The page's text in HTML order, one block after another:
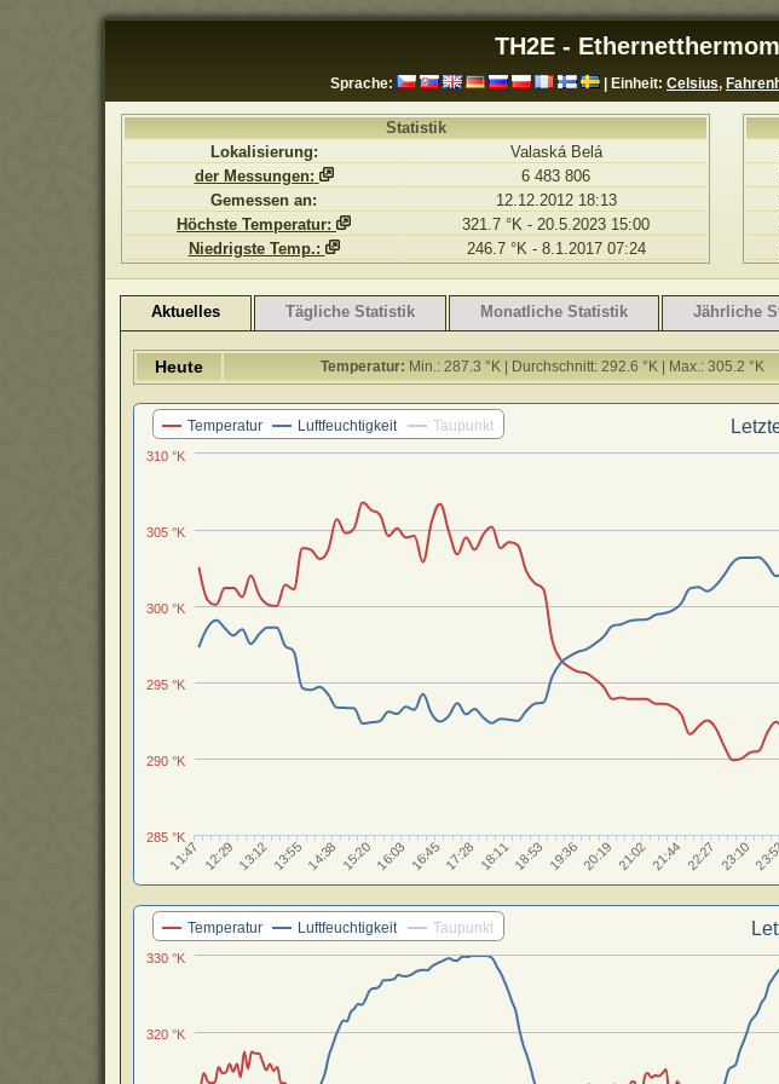
TH2E -
Sprache: | Einheit: Celsius,
Statistik
Lokalisierung:
Valaská Belá
der Messungen:
6 483 806
Gemessen an:
12.12.2012 18:13
Höchste Temperatur:
321.7 °K - 20.5.2023 15:00
Niedrigste Temp.:
246.7 °K - 8.1.2017 07:24
Aktuelles Tägliche Statistik Monatliche Statistik Jährliche
Heute Temperatur: Min.: 287.3 °K | Durchschnitt: 292.6 °K | Max.: 305.2 °K
Temperatur Luftfeuchtigkeit Taupunkt
11:47 12:29 13:12 13:55 14:38 15:20 16:03 16:45 17:28 18:1118:53 19:36 20:19 21:02 21:44 22:27 23:10
285 °K
290 °K
295 °K
300 °K
305 °K
310 °K
Temperatur Luftfeuchtigkeit Taupunkt
320 °K
330 °K